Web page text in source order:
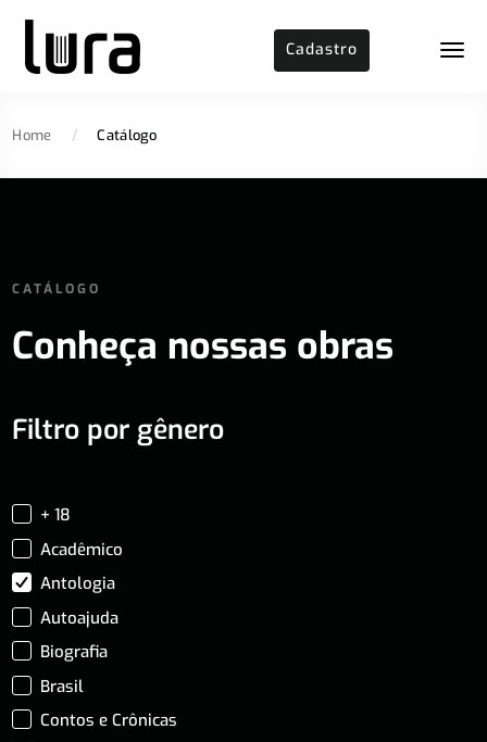
Cadastro
Home / Catálogo
CATÁLOGO
Conheça nossas obras
Filtro por gênero
+ 18
Acadêmico
Antologia
Autoajuda
Biografia
Brasil
Contos e Crônicas